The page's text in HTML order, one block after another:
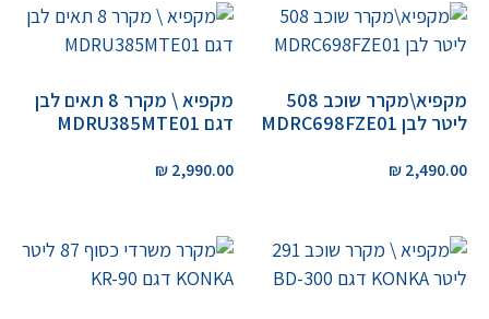
מקפיא\מקרר שוכב 508
ליטר לבן MDRC698FZE01
2,490.00
₪
מקפיא \ מקרר 8 תאים לבן
דגם MDRU385MTE01
2,990.00
₪